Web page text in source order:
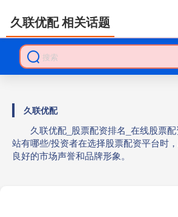
久联优配
久联优配_股票配资排名_在线股票
站有哪些/投资者在选择股票配资平台时
良好的市场声誉和品牌形象。
久联优配 相关话题